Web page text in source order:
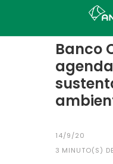
Banco
14/9/20
3 MINUTO(S)